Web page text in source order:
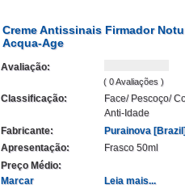
Creme Antissinais Firmador
Acqua-Age
Avaliação:
( 0 Avaliações )
Classificação:
Face/ Pescoço/
Anti-Idade
Fabricante:
Purainova
Apresentação:
Frasco 50ml
Preço Médio:
Marcar
Leia mais...